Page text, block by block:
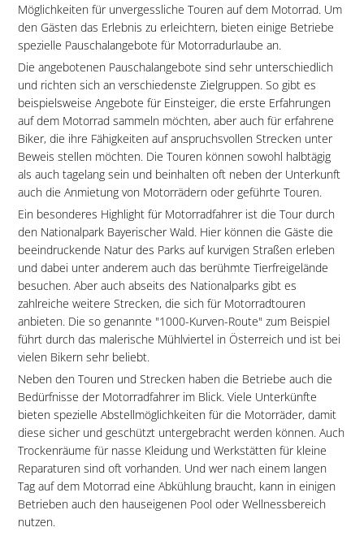
Möglichkeiten für unvergessliche Touren auf dem Motorrad. Um
den Gästen das Erlebnis zu erleichtern, bieten einige Betriebe
spezielle Pauschalangebote für Motorradurlaube an.
Die angebotenen Pauschalangebote sind sehr unterschiedlich
und richten sich an verschiedenste Zielgruppen. So gibt es
beispielsweise Angebote für Einsteiger, die erste Erfahrungen
auf dem Motorrad sammeln möchten, aber auch für erfahrene
Biker, die ihre Fähigkeiten auf anspruchsvollen Strecken unter
Beweis stellen möchten. Die Touren können sowohl halbtägig
als auch tagelang sein und beinhalten oft neben der Unterkunft
auch die Anmietung von Motorrädern oder geführte Touren.
Ein besonderes Highlight für Motorradfahrer ist die Tour durch
den Nationalpark Bayerischer Wald. Hier können die Gäste die
beeindruckende Natur des Parks auf kurvigen Straßen erleben
und dabei unter anderem auch das berühmte Tierfreigelände
besuchen. Aber auch abseits des Nationalparks gibt es
zahlreiche weitere Strecken, die sich für Motorradtouren
anbieten. Die so genannte "1000-Kurven-Route" zum Beispiel
führt durch das malerische Mühlviertel in Österreich und ist bei
vielen Bikern sehr beliebt.
Neben den Touren und Strecken haben die Betriebe auch die
Bedürfnisse der Motorradfahrer im Blick. Viele Unterkünfte
bieten spezielle Abstellmöglichkeiten für die Motorräder, damit
diese sicher und geschützt untergebracht werden können. Auch
Trockenräume für nasse Kleidung und Werkstätten für kleine
Reparaturen sind oft vorhanden. Und wer nach einem langen
Tag auf dem Motorrad eine Abkühlung braucht, kann in einigen
Betrieben auch den hauseigenen Pool oder Wellnessbereich
nutzen.